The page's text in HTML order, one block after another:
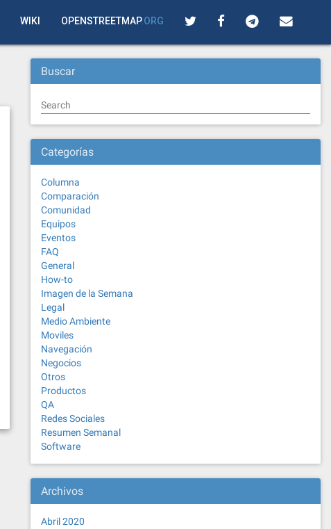
WIKI OPENSTREETMAP.ORG
Buscar
Search
Categorías
Columna
Comparación
Comunidad
Equipos
Eventos
FAQ
General
How-to
Imagen de la Semana
Legal
Medio Ambiente
Moviles
Navegación
Negocios
Otros
Productos
QA
Redes Sociales
Resumen Semanal
Software
Archivos
Abril 2020